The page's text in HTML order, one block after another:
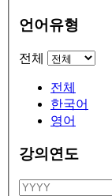
언어유형
전체
전체
한국어
영어
강의연도